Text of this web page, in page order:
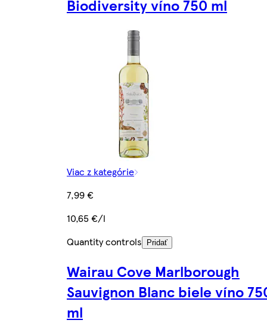
Biodiversity víno 750 ml
Viac z kategórie
7,99 €
10,65 €/l
Quantity controls
Pridať
Wairau Cove Marlborough
Sauvignon Blanc biele víno
ml